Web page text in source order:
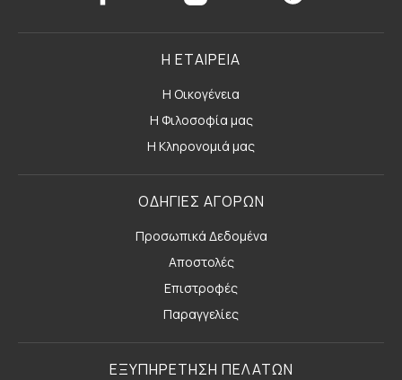
Η ΕΤΑΙΡΕΙΑ
Η Οικογένεια
Η Φιλοσοφία μας
Η Κληρονομιά μας
ΟΔΗΓΙΕΣ ΑΓΟΡΩΝ
Προσωπικά Δεδομένα
Αποστολές
Επιστροφές
Παραγγελίες
ΕΞΥΠΗΡΕΤΗΣΗ ΠΕΛΑΤΩΝ